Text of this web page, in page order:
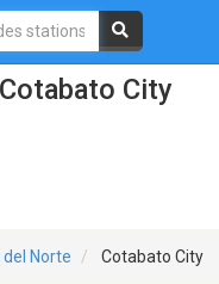
City
Norte Cotabato City